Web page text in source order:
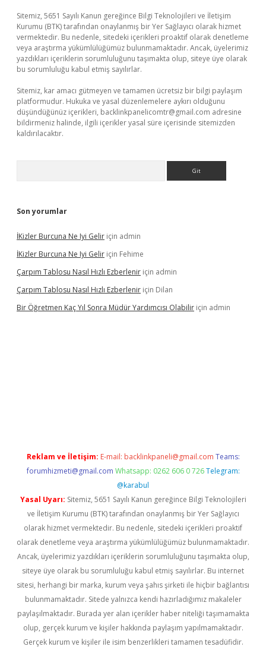
Sitemiz, 5651 Sayılı Kanun gereğince Bilgi Teknolojileri ve İletişim
Kurumu (BTK) tarafından onaylanmış bir Yer Sağlayıcı olarak hizmet
vermektedir. Bu nedenle, sitedeki içerikleri proaktif olarak denetleme
veya araştırma yükümlülüğümüz bulunmamaktadır. Ancak, üyelerimiz
yazdıkları içeriklerin sorumluluğunu taşımakta olup, siteye üye olarak
bu sorumluluğu kabul etmiş sayılırlar.
Sitemiz, kar amacı gütmeyen ve tamamen ücretsiz bir bilgi paylaşım
platformudur. Hukuka ve yasal düzenlemelere aykırı olduğunu
düşündüğünüz içerikleri, backlinkpanelicomtr@gmail.com adresine
bildirmeniz halinde, ilgili içerikler yasal süre içerisinde sitemizden
kaldırılacaktır.
Son yorumlar
İKizler Burcuna Ne Iyi Gelir için admin
İKizler Burcuna Ne Iyi Gelir için Fehime
Çarpım Tablosu Nasıl Hızlı Ezberlenir için admin
Çarpım Tablosu Nasıl Hızlı Ezberlenir için Dilan
Bir Öğretmen Kaç Yıl Sonra Müdür Yardımcısı Olabilir için admin
Reklam ve İletişim: E-mail: backlinkpaneli@gmail.com Teams:
forumhizmeti@gmail.com Whatsapp: 0262 606 0 726 Telegram:
@karabul
Yasal Uyarı: Sitemiz, 5651 Sayılı Kanun gereğince Bilgi Teknolojileri
ve İletişim Kurumu (BTK) tarafından onaylanmış bir Yer Sağlayıcı
olarak hizmet vermektedir. Bu nedenle, sitedeki içerikleri proaktif
olarak denetleme veya araştırma yükümlülüğümüz bulunmamaktadır.
Ancak, üyelerimiz yazdıkları içeriklerin sorumluluğunu taşımakta olup,
siteye üye olarak bu sorumluluğu kabul etmiş sayılırlar. Bu internet
sitesi, herhangi bir marka, kurum veya şahıs şirketi ile hiçbir bağlantısı
bulunmamaktadır. Sitede yalnızca kendi hazırladığımız makaleler
paylaşılmaktadır. Burada yer alan içerikler haber niteliği taşımamakta
olup, gerçek kurum ve kişiler hakkında paylaşım yapılmamaktadır.
Gerçek kurum ve kişiler ile isim benzerlikleri tamamen tesadüfidir.